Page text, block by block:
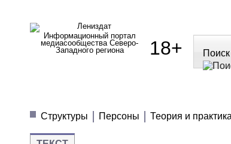
Информационный портал
медиасообщества Северо-
Западного региона
18+ Поиск
Структуры
Персоны Теория и практика